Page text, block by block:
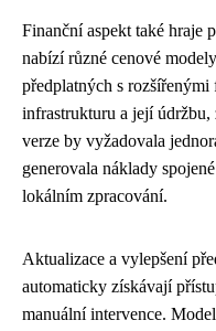
Finanční aspekt také hraje
nabízí různé cenové
předplatných s
infrastrukturu a její
verze by vyžadovala
generovala náklady
lokálním zpracování.
Aktualizace a vylepšení
automaticky získávají
manuální intervence.